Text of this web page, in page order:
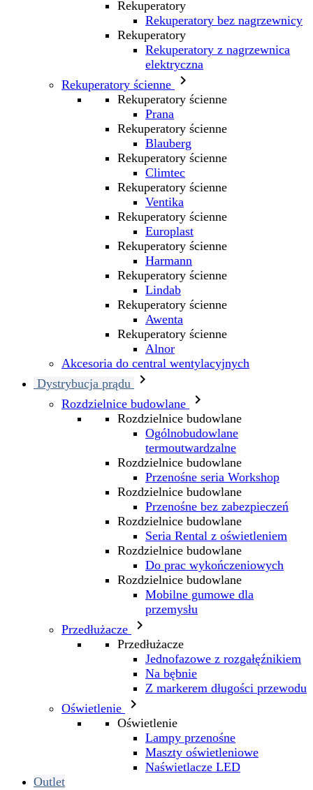
Rekuperatory
Rekuperatory bez nagrzewnicy
Rekuperatory
Rekuperatory z nagrzewnica
elektryczna
Rekuperatory ścienne

Rekuperatory ścienne
Prana
Rekuperatory ścienne
Blauberg
Rekuperatory ścienne
Climtec
Rekuperatory ścienne
Ventika
Rekuperatory ścienne
Europlast
Rekuperatory ścienne
Harmann
Rekuperatory ścienne
Lindab
Rekuperatory ścienne
Awenta
Rekuperatory ścienne
Alnor
Akcesoria do central wentylacyjnych
Dystrybucja prądu

Rozdzielnice budowlane 
Rozdzielnice budowlane
Ogólnobudowlane
termoutwardzalne
Rozdzielnice budowlane
Przenośne seria Workshop
Rozdzielnice budowlane
Przenośne bez zabezpieczeń
Rozdzielnice budowlane
Seria Rental z oświetleniem
Rozdzielnice budowlane
Do prac wykończeniowych
Rozdzielnice budowlane
Mobilne gumowe dla
przemysłu
Przedłużacze

Przedłużacze
Jednofazowe z rozgałęźnikiem
Na bębnie
Z markerem długości przewodu
Oświetlenie

Oświetlenie
Lampy przenośne
Maszty oświetleniowe
Naświetlacze LED
Outlet